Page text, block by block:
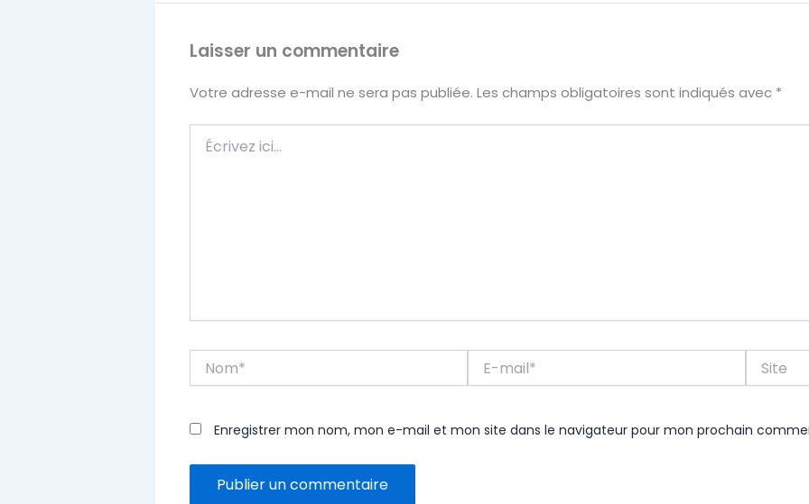
Laisser un commentaire
Votre adresse e-mail ne sera pas publiée. Les champs obligatoires sont indiqués avec *
ici…
mail*
Enregistrer mon nom, mon e-mail et mon site dans le navigateur pour mon prochain